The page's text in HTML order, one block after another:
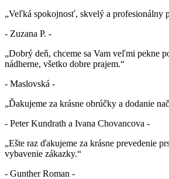
„Veľká spokojnosť, skvelý a profesionálny
- Zuzana P. -
„Dobrý deň, chceme sa Vam veľmi pekne
nádherne, všetko dobre prajem.“
- Maslovská -
„Ďakujeme za krásne obrúčky a dodanie
- Peter Kundrath a Ivana Chovancova -
„Ešte raz ďakujeme za krásne prevedenie
vybavenie zákazky.“
- Gunther Roman -